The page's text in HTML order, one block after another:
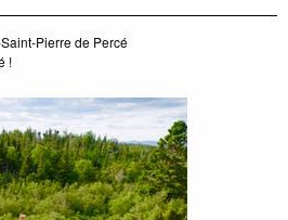
Pierre de Percé
!